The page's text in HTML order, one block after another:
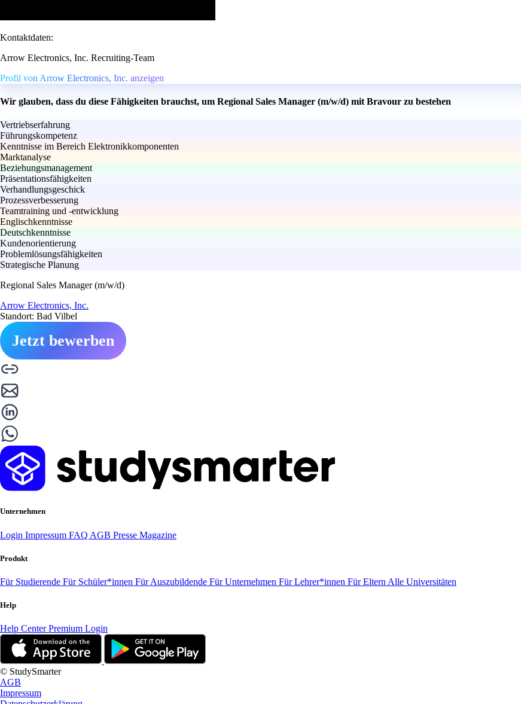
Kontaktdaten:
Arrow Electronics, Inc. Recruiting-Team
Profil von Arrow Electronics, Inc. anzeigen
Wir glauben, dass du diese Fähigkeiten brauchst, um Regional Sales Manager (m/w/d) mit Bravour zu bestehen
Vertriebserfahrung
Führungskompetenz
Kenntnisse im Bereich Elektronikkomponenten
Marktanalyse
Beziehungsmanagement
Präsentationsfähigkeiten
Verhandlungsgeschick
Prozessverbesserung
Teamtraining und -entwicklung
Englischkenntnisse
Deutschkenntnisse
Kundenorientierung
Problemlösungsfähigkeiten
Strategische Planung
Regional Sales Manager (m/w/d)
Arrow Electronics, Inc.
Standort: Bad Vilbel
Jetzt bewerben
Unternehmen
Login Impressum FAQ AGB Presse Magazine
Produkt
Für Studierende Für Schüler*innen Für Auszubildende Für Unternehmen Für Lehrer*innen Für Eltern Alle Universitäten
Help
Help CenterPremium Login
© StudySmarter
AGB
Impressum